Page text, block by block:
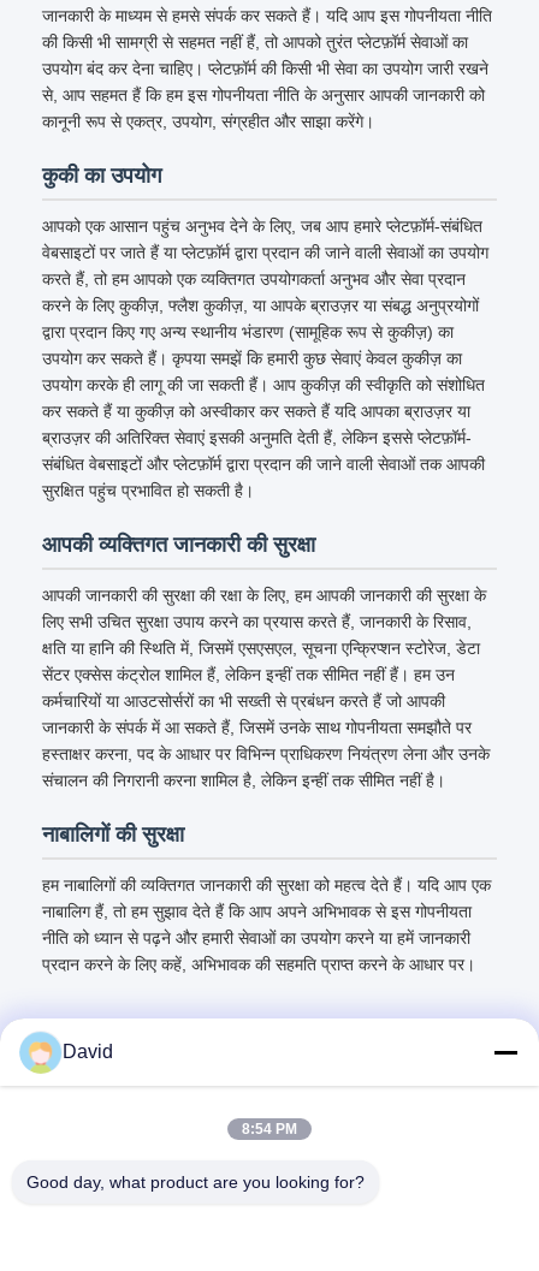
जानकारी के माध्यम से हमसे संपर्क कर सकते हैं। यदि आप इस गोपनीयता नीति
की किसी भी सामग्री से सहमत नहीं हैं, तो आपको तुरंत प्लेटफ़ॉर्म सेवाओं का
उपयोग बंद कर देना चाहिए। प्लेटफ़ॉर्म की किसी भी सेवा का उपयोग जारी रखने
से, आप सहमत हैं कि हम इस गोपनीयता नीति के अनुसार आपकी जानकारी को
कानूनी रूप से एकत्र, उपयोग, संग्रहीत और साझा करेंगे।
कुकी का उपयोग
आपको एक आसान पहुंच अनुभव देने के लिए, जब आप हमारे प्लेटफ़ॉर्म-संबंधित
वेबसाइटों पर जाते हैं या प्लेटफ़ॉर्म द्वारा प्रदान की जाने वाली सेवाओं का उपयोग
करते हैं, तो हम आपको एक व्यक्तिगत उपयोगकर्ता अनुभव और सेवा प्रदान
करने के लिए कुकीज़, फ्लैश कुकीज़, या आपके ब्राउज़र या संबद्ध अनुप्रयोगों
द्वारा प्रदान किए गए अन्य स्थानीय भंडारण (सामूहिक रूप से कुकीज़) का
उपयोग कर सकते हैं। कृपया समझें कि हमारी कुछ सेवाएं केवल कुकीज़ का
उपयोग करके ही लागू की जा सकती हैं। आप कुकीज़ की स्वीकृति को संशोधित
कर सकते हैं या कुकीज़ को अस्वीकार कर सकते हैं यदि आपका ब्राउज़र या
ब्राउज़र की अतिरिक्त सेवाएं इसकी अनुमति देती हैं, लेकिन इससे प्लेटफ़ॉर्म-
संबंधित वेबसाइटों और प्लेटफ़ॉर्म द्वारा प्रदान की जाने वाली सेवाओं तक आपकी
सुरक्षित पहुंच प्रभावित हो सकती है।
आपकी व्यक्तिगत जानकारी की सुरक्षा
आपकी जानकारी की सुरक्षा की रक्षा के लिए, हम आपकी जानकारी की सुरक्षा के
लिए सभी उचित सुरक्षा उपाय करने का प्रयास करते हैं, जानकारी के रिसाव,
क्षति या हानि की स्थिति में, जिसमें एसएसएल, सूचना एन्क्रिप्शन स्टोरेज, डेटा
सेंटर एक्सेस कंट्रोल शामिल हैं, लेकिन इन्हीं तक सीमित नहीं हैं। हम उन
कर्मचारियों या आउटसोर्सरों का भी सख्ती से प्रबंधन करते हैं जो आपकी
जानकारी के संपर्क में आ सकते हैं, जिसमें उनके साथ गोपनीयता समझौते पर
हस्ताक्षर करना, पद के आधार पर विभिन्न प्राधिकरण नियंत्रण लेना और उनके
संचालन की निगरानी करना शामिल है, लेकिन इन्हीं तक सीमित नहीं है।
नाबालिगों की सुरक्षा
हम नाबालिगों की व्यक्तिगत जानकारी की सुरक्षा को महत्व देते हैं। यदि आप एक
नाबालिग हैं, तो हम सुझाव देते हैं कि आप अपने अभिभावक से इस गोपनीयता
नीति को ध्यान से पढ़ने और हमारी सेवाओं का उपयोग करने या हमें जानकारी
प्रदान करने के लिए कहें, अभिभावक की सहमति प्राप्त करने के आधार पर।
पता
David
8:54 PM
Good day, what product are you looking for?